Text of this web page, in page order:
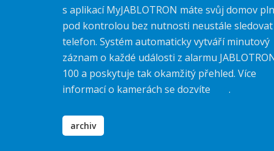
s aplikací MyJABLOTRON máte svůj domov
pod kontrolou bez nutnosti neustále sledovat
telefon. Systém automaticky vytváří minutový
záznam o každé události z alarmu
100 a poskytuje tak okamžitý přehled. Více
informací o kamerách se dozvíte
.
archiv